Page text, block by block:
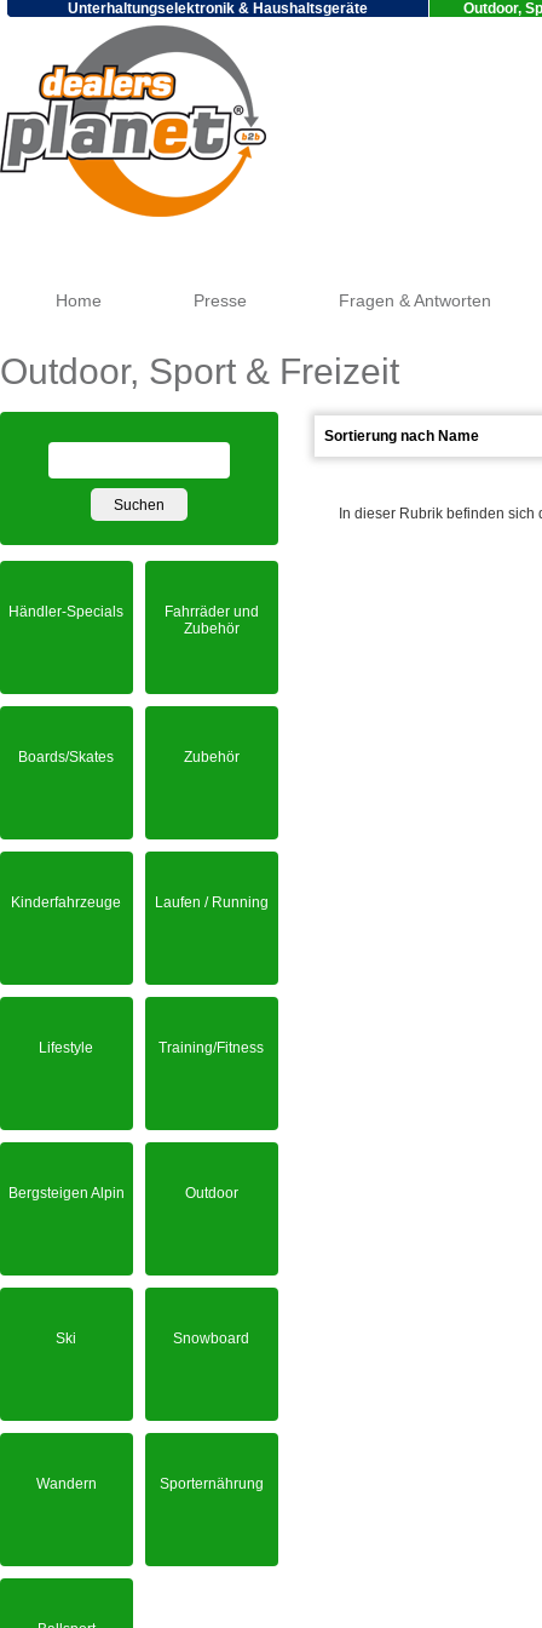
Unterhaltungselektronik & Haushaltsgeräte Outdoor,
Home Presse Fragen & Antworten
Outdoor, Sport & Freizeit
In dieser Rubrik befinden
Händler-Specials
Fahrräder und
Zubehör
Boards/Skates Zubehör
Kinderfahrzeuge Laufen / Running
Lifestyle Training/Fitness
Bergsteigen Alpin Outdoor
Ski Snowboard
Wandern Sporternährung